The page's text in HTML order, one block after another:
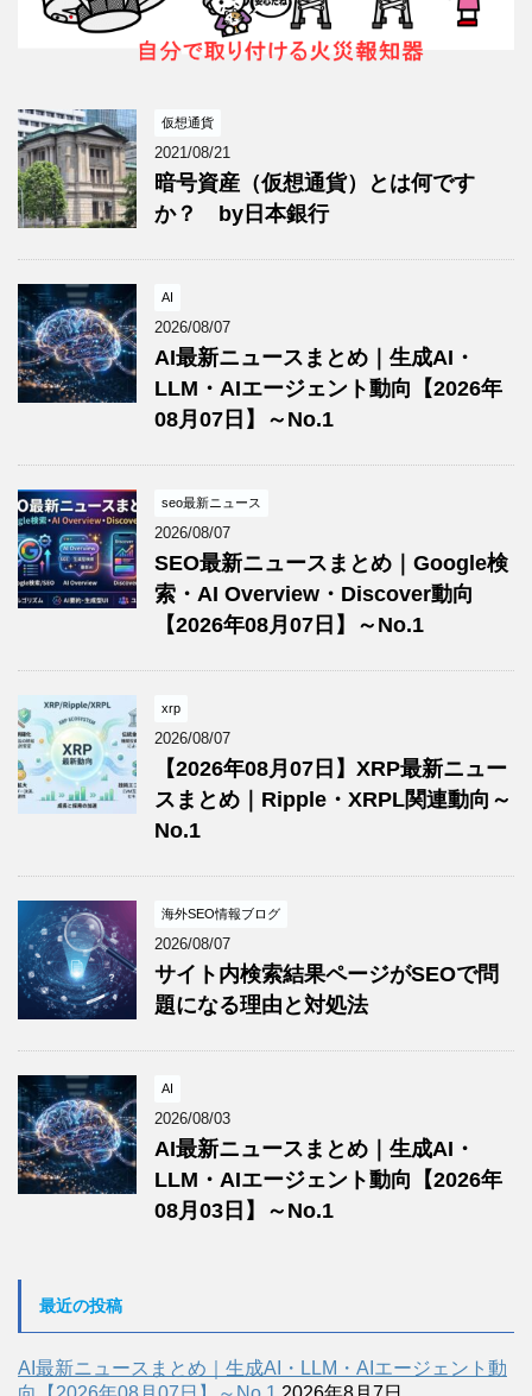
仮想通貨
2021/08/21
暗号資産（仮想通貨）とは何です
か？ by日本銀行
AI
2026/08/07
AI最新ニュースまとめ｜生成AI・
LLM・AIエージェント動向【2026年
08月07日】～No.1
seo最新ニュース
2026/08/07
SEO最新ニュースまとめ｜Google検
索・AI Overview・Discover動向
【2026年08月07日】～No.1
xrp
2026/08/07
【2026年08月07日】XRP最新ニュー
スまとめ｜Ripple・XRPL関連動向～
No.1
海外SEO情報ブログ
2026/08/07
サイト内検索結果ページがSEOで問
題になる理由と対処法
AI
2026/08/03
AI最新ニュースまとめ｜生成AI・
LLM・AIエージェント動向【2026年
08月03日】～No.1
最近の投稿
AI最新ニュースまとめ｜生成AI・LLM・AIエージェント動